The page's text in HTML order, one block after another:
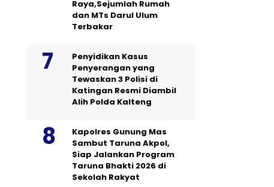
Raya,Sejumlah Rumah
dan MTs Darul Ulum
Terbakar
Penyidikan Kasus
Penyerangan yang
Tewaskan 3 Polisi di
Katingan Resmi Diambil
Alih Polda Kalteng
Kapolres Gunung Mas
Sambut Taruna Akpol,
Siap Jalankan Program
Taruna Bhakti 2026 di
Sekolah Rakyat